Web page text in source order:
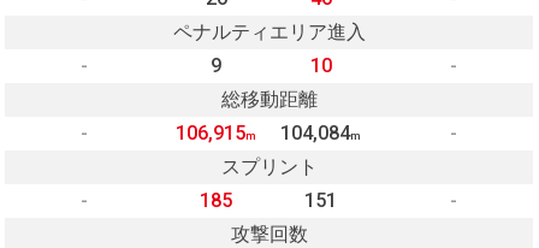
ペナルティエリア進入
-
9 10
-
総移動距離
-
106,915m 104,084m
-
スプリント
-
185 151
-
攻撃回数